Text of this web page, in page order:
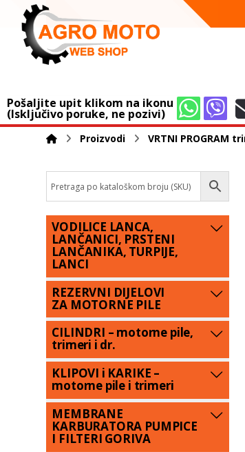
Pošaljite upit klikom na ikonu
(Isključivo poruke, ne pozivi)
Proizvodi VRTNI PROGRAM
VODILICE LANCA,
LANČANICI, PRSTENI
LANČANIKA, TURPIJE,
LANCI
REZERVNI DIJELOVI
ZA MOTORNE PILE
CILINDRI – motorne pile,
trimeri i dr.
KLIPOVI i KARIKE –
motorne pile i trimeri
MEMBRANE
KARBURATORA PUMPICE
I FILTERI GORIVA